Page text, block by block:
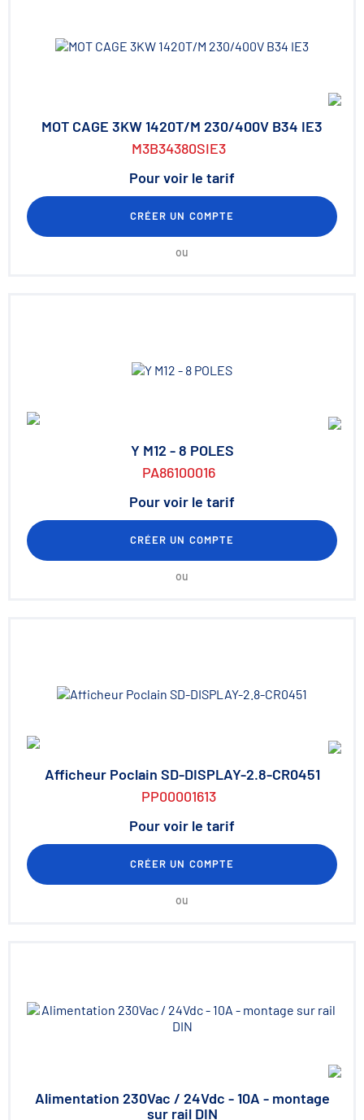
MOT CAGE 3KW 1420T/M 230/400V B34 IE3
M3B34380SIE3
Pour voir le tarif
CRÉER UN COMPTE
ou
Y M12 - 8 POLES
PA86100016
Pour voir le tarif
CRÉER UN COMPTE
ou
Afficheur Poclain SD-DISPLAY-2.8-CR0451
PP00001613
Pour voir le tarif
CRÉER UN COMPTE
ou
Alimentation 230Vac / 24Vdc - 10A - montage
sur rail DIN